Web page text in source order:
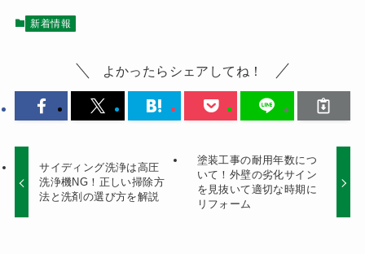
新着情報
よかったらシェアしてね！
サイディング洗浄は高圧
洗浄機NG！正しい掃除方
法と洗剤の選び方を解説
塗装工事の耐用年数につ
いて！外壁の劣化サイン
を見抜いて適切な時期に
リフォーム